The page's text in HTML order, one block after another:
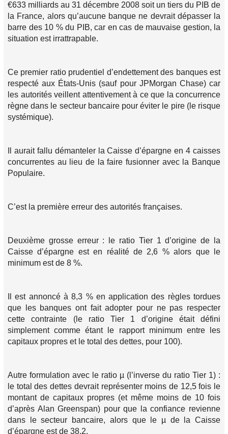
€633 milliards au 31 décembre 2008 soit un tiers du PIB de
la France, alors qu’aucune banque ne devrait dépasser la
barre des 10 % du PIB, car en cas de mauvaise gestion, la
situation est irrattrapable.
Ce premier ratio prudentiel d’endettement des banques est
respecté aux États-Unis (sauf pour JPMorgan Chase) car
les autorités veillent attentivement à ce que la concurrence
règne dans le secteur bancaire pour éviter le pire (le risque
systémique).
Il aurait fallu démanteler la Caisse d’épargne en 4 caisses
concurrentes au lieu de la faire fusionner avec la Banque
Populaire.
C’est la première erreur des autorités françaises.
Deuxième grosse erreur : le ratio Tier 1 d’origine de la
Caisse d’épargne est en réalité de 2,6 % alors que le
minimum est de 8 %.
Il est annoncé à 8,3 % en application des règles tordues
que les banques ont fait adopter pour ne pas respecter
cette contrainte (le ratio Tier 1 d’origine était défini
simplement comme étant le rapport minimum entre les
capitaux propres et le total des dettes, pour 100).
Autre formulation avec le ratio µ (l’inverse du ratio Tier 1) :
le total des dettes devrait représenter moins de 12,5 fois le
montant de capitaux propres (et même moins de 10 fois
d’après Alan Greenspan) pour que la confiance revienne
dans le secteur bancaire, alors que le µ de la Caisse
d’épargne est de 38,2.